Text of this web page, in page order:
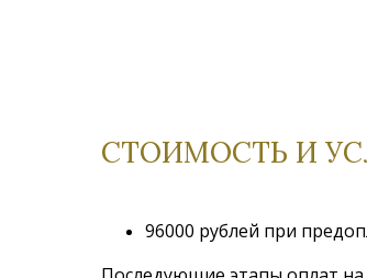
СТОИМОСТЬ И
96000 рублей при